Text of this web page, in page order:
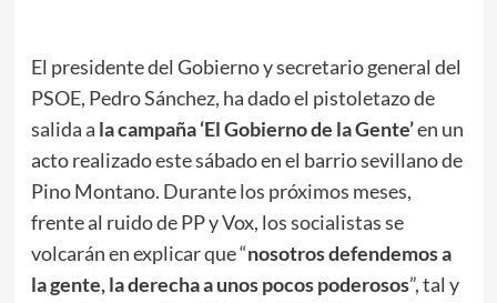
El presidente del Gobierno y secretario general del
PSOE, Pedro Sánchez, ha dado el pistoletazo de
salida a la campaña ‘El Gobierno de la Gente’en un
acto realizado este sábado en el barrio sevillano de
Pino Montano. Durante los próximos meses,
frente al ruido de PP y Vox, los socialistas se
volcarán en explicar que “nosotros defendemos a
la gente, la derecha a unos pocos poderosos”, tal y